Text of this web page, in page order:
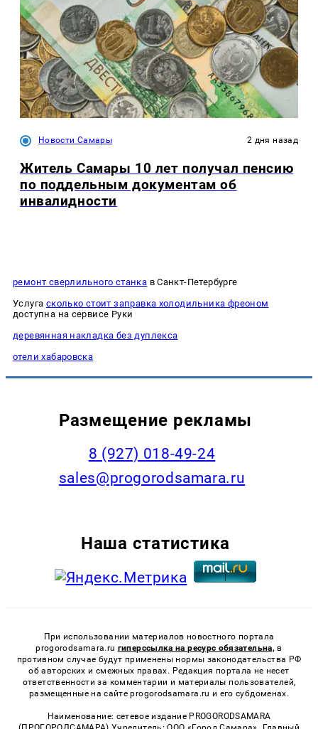
Новости Самары 2 дня назад
Житель Самары 10 лет получал пенсию
по поддельным документам об
инвалидности
ремонт сверлильного станка в Санкт-Петербурге
Услуга сколько стоит заправка холодильника фреоном
доступна на сервисе Руки
деревянная накладка без дуплекса
отели хабаровска
Размещение рекламы
8 (927) 018-49-24
sales@progorodsamara.ru
Наша статистика
При использовании материалов новостного портала
progorodsamara.ru гиперссылка на ресурс обязательна, в
противном случае будут применены нормы законодательства РФ
об авторских и смежных правах. Редакция портала не несет
ответственности за комментарии и материалы пользователей,
размещенные на сайте progorodsamara.ru и его субдоменах.
Наименование: сетевое издание PROGORODSAMARA